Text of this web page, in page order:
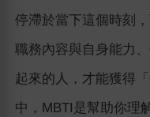
停滯於當下這個時刻
職務內容與自身能力
起來的人，才能獲得
中，MBTI是幫助你理